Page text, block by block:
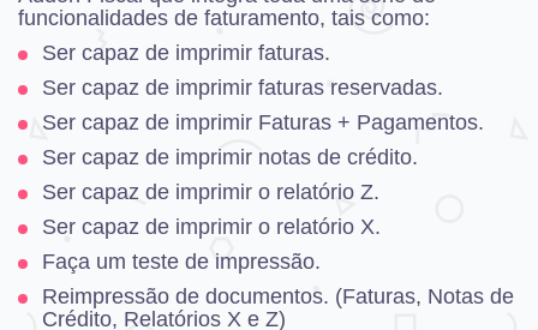
funcionalidades de faturamento, tais como:
Ser capaz de imprimir faturas.
Ser capaz de imprimir faturas reservadas.
Ser capaz de imprimir Faturas + Pagamentos.
Ser capaz de imprimir notas de crédito.
Ser capaz de imprimir o relatório Z.
Ser capaz de imprimir o relatório X.
Faça um teste de impressão.
Reimpressão de documentos. (Faturas, Notas de
Crédito, Relatórios X e Z)